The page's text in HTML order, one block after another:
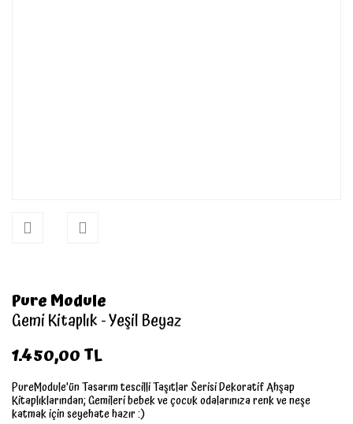
Pure Module
Gemi Kitaplık - Yeşil Beyaz
1.450,00 TL
PureModule'ün Tasarım tescilli Taşıtlar Serisi Dekoratif Ahşap
Kitaplıklarından; Gemileri bebek ve çocuk odalarınıza renk ve neşe
katmak için seyehate hazır :)